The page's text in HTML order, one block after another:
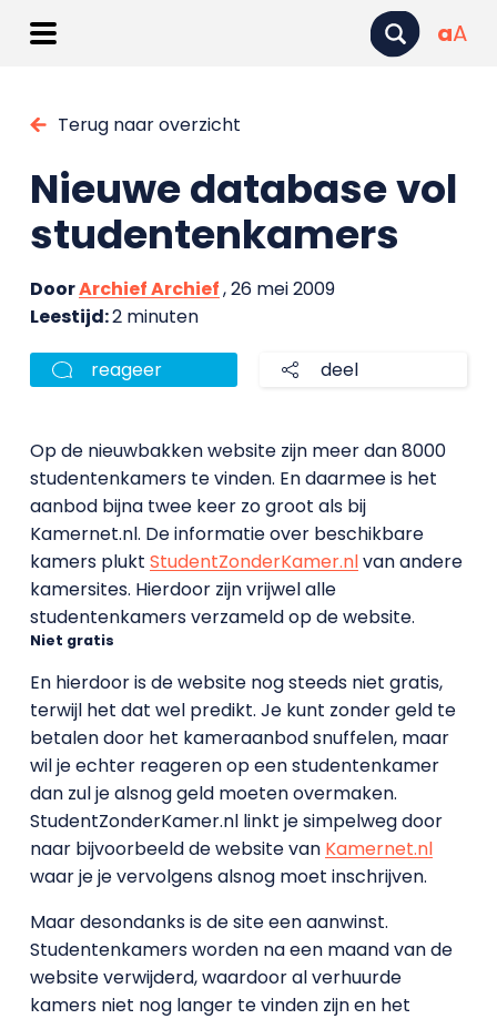
aA
Terug naar overzicht
Nieuwe database vol
studentenkamers
DoorArchief Archief, 26 mei 2009
Leestijd:2 minuten
reageer deel
Op de nieuwbakken website zijn meer dan 8000
studentenkamers te vinden. En daarmee is het
aanbod bijna twee keer zo groot als bij
Kamernet.nl. De informatie over beschikbare
kamers plukt StudentZonderKamer.nlvan andere
kamersites. Hierdoor zijn vrijwel alle
studentenkamers verzameld op de website.
Niet gratis
En hierdoor is de website nog steeds niet gratis,
terwijl het dat wel predikt. Je kunt zonder geld te
betalen door het kameraanbod snuffelen, maar
wil je echter reageren op een studentenkamer
dan zul je alsnog geld moeten overmaken.
StudentZonderKamer.nl linkt je simpelweg door
naar bijvoorbeeld de website van Kamernet.nl
waar je je vervolgens alsnog moet inschrijven.
Maar desondanks is de site een aanwinst.
Studentenkamers worden na een maand van de
website verwijderd, waardoor al verhuurde
kamers niet nog langer te vinden zijn en het